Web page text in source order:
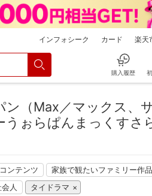
インフォシーク カード 楽天
購入履歴
Max／マックス、サラン・ルジャータ
（Max／マックス、
ぉらぱんまっくすさ
ンテンツ 家族で観たいファミリー作品
人 タイドラマ